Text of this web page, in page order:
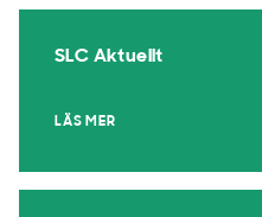
SLC Aktuellt
LÄS MER